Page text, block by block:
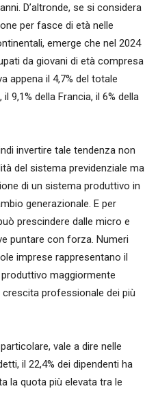
D’altronde, se si considera
per fasce di età nelle
emerge che nel 2024
da giovani di età compresa
appena il 4,7% del totale
9,1% della Francia, il 6% della
invertire tale tendenza non
del sistema previdenziale ma
di un sistema produttivo in
generazionale. E per
prescindere dalle micro e
puntare con forza. Numeri
imprese rappresentano il
maggiormente
professionale dei più
vale a dire nelle
il 22,4% dei dipendenti ha
la quota più elevata tra le